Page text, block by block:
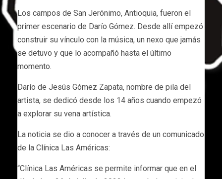
Los campos de San Jerónimo, Antioquia, fueron el
primer escenario de Darío Gómez. Desde allí empezó
construir su vínculo con la música, un nexo que jamás
se detuvo y que lo acompañó hasta el último
momento.
Darío de Jesús Gómez Zapata, nombre de pila del
artista, se dedicó desde los 14 años cuando empezó
a explorar su vena artística.
La noticia se dio a conocer a través de un comunicado
de la Clínica Las Américas:
“Clínica Las Américas se permite informar que en el